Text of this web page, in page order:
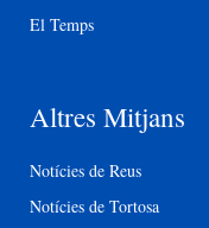
El Temps
Altres Mitjans
Notícies de Reus
Notícies de Tortosa